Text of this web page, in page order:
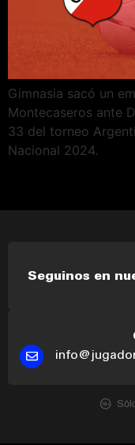
Gimnasia sacó un
Montecaseros ante
33 del torneo
Nacional 2024.
Seguinos en